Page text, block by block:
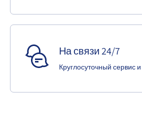
На связи 24/7
Круглосуточный сервис